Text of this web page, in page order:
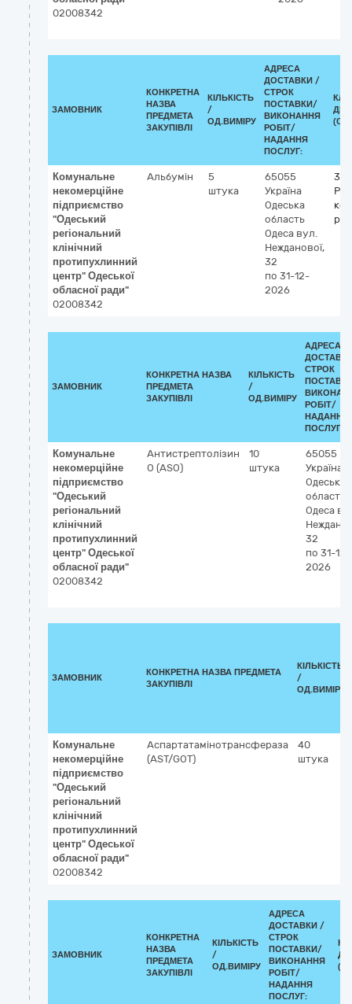
02008342
ЗАМОВНИК
КОНКРЕТНА
НАЗВА
ПРЕДМЕТА
ЗАКУПІВЛІ
КІЛЬКІСТЬ
/
ОД.ВИМІРУ
АДРЕСА
ДОСТАВКИ /
СТРОК
ПОСТАВКИ/
ВИКОНАННЯ
РОБІТ/
НАДАННЯ
ПОСЛУГ:
ДК
Комунальне
некомерційне
підприємство
"Одеський
регіональний
клінічний
протипухлинний
центр" Одеської
обласної ради"
02008342
Альбумін
5
штука
65055
Україна
Одеська
область
Одеса вул.
Нежданової,
32
по 31-12-
2026
ЗАМОВНИК
КОНКРЕТНА НАЗВА
ПРЕДМЕТА
ЗАКУПІВЛІ
КІЛЬКІСТЬ
/
ОД.ВИМІРУ
АДРЕСА
СТРОК
РОБІТ/
НАДАННЯ
ПОСЛУГ:
Комунальне
некомерційне
підприємство
"Одеський
регіональний
клінічний
протипухлинний
центр" Одеської
обласної ради"
02008342
Антистрептолізин
О (ASO)
10
штука
65055
Україна
Одеська
область
Одеса
32
по 31-12-
2026
ЗАМОВНИК
КОНКРЕТНА НАЗВА ПРЕДМЕТА
ЗАКУПІВЛІ
КІЛЬКІСТЬ
/
ОД.ВИМІРУ
Комунальне
некомерційне
підприємство
"Одеський
регіональний
клінічний
протипухлинний
центр" Одеської
обласної ради"
02008342
Аспартатамінотрансфераза
(AST/GOT)
40
штука
ЗАМОВНИК
КОНКРЕТНА
НАЗВА
ПРЕДМЕТА
ЗАКУПІВЛІ
КІЛЬКІСТЬ
/
ОД.ВИМІРУ
АДРЕСА
ДОСТАВКИ /
СТРОК
ПОСТАВКИ/
ВИКОНАННЯ
РОБІТ/
НАДАННЯ
ПОСЛУГ:
ДК